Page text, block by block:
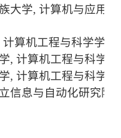
大学, 计算机与应用
算机工程与科学学院
, 计算机工程与科学
, 计算机工程与科学
信息与自动化研究院